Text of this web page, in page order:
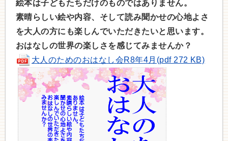
絵本は子どもたちだけのものではありません。
素晴らしい絵や内容、そして読み聞かせの心地よさ
を大人の方にも楽しんでいただきたいと思います。
おはなしの世界の楽しさを感じてみませんか？
大人のためのおはなし会R8年4月(pdf 272 KB)